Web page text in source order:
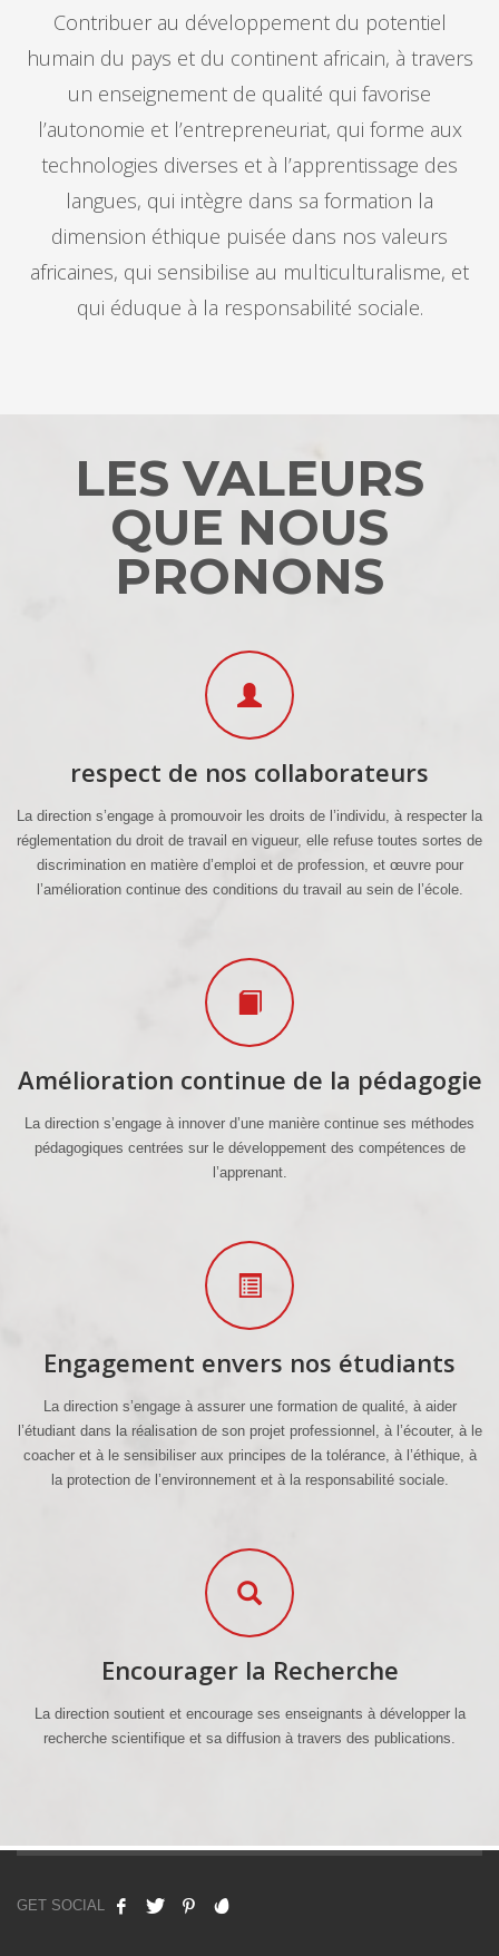
Contribuer au développement du potentiel
humain du pays et du continent africain, à travers
un enseignement de qualité qui favorise
l’autonomie et l’entrepreneuriat, qui forme aux
technologies diverses et à l’apprentissage des
langues, qui intègre dans sa formation la
dimension éthique puisée dans nos valeurs
africaines, qui sensibilise au multiculturalisme, et
qui éduque à la responsabilité sociale.
LES VALEURS
QUE NOUS
PRONONS
respect de nos collaborateurs
La direction s’engage à promouvoir les droits de l’individu, à respecter la
réglementation du droit de travail en vigueur, elle refuse toutes sortes de
discrimination en matière d’emploi et de profession, et œuvre pour
l’amélioration continue des conditions du travail au sein de l’école.
Amélioration continue de la pédagogie
La direction s’engage à innover d’une manière continue ses méthodes
pédagogiques centrées sur le développement des compétences de
l’apprenant.
Engagement envers nos étudiants
La direction s’engage à assurer une formation de qualité, à aider
l’étudiant dans la réalisation de son projet professionnel, à l’écouter, à le
coacher et à le sensibiliser aux principes de la tolérance, à l’éthique, à
la protection de l’environnement et à la responsabilité sociale.
Encourager la Recherche
La direction soutient et encourage ses enseignants à développer la
recherche scientifique et sa diffusion à travers des publications.
GET SOCIAL